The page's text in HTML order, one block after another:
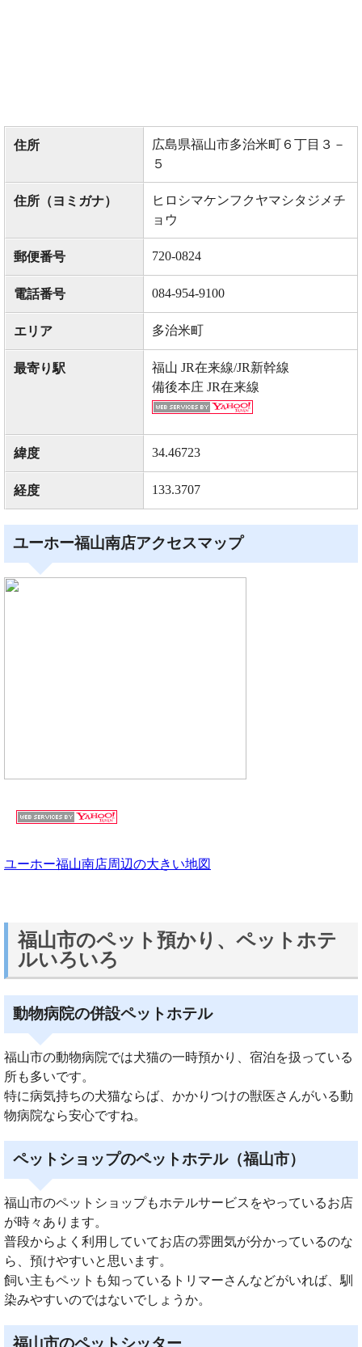
住所
広島県福山市多治米町６丁目３－
５
住所（ヨミガナ）
ヒロシマケンフクヤマシタジメチ
ョウ
郵便番号 720-0824
電話番号 084-954-9100
エリア 多治米町
最寄り駅
福山 JR在来線/JR新幹線
備後本庄 JR在来線
緯度 34.46723
経度 133.3707
ユーホー福山南店アクセスマップ
ユーホー福山南店周辺の大きい地図
福山市のペット預かり、ペットホテ
ルいろいろ
動物病院の併設ペットホテル
福山市の動物病院では犬猫の一時預かり、宿泊を扱っている
所も多いです。
特に病気持ちの犬猫ならば、かかりつけの獣医さんがいる動
物病院なら安心ですね。
ペットショップのペットホテル（福山市）
福山市のペットショップもホテルサービスをやっているお店
が時々あります。
普段からよく利用していてお店の雰囲気が分かっているのな
ら、預けやすいと思います。
飼い主もペットも知っているトリマーさんなどがいれば、馴
染みやすいのではないでしょうか。
福山市のペットシッター